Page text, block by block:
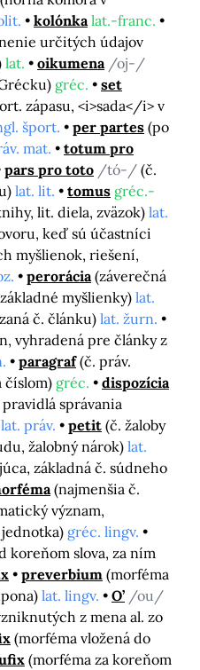
kolónka lat.-franc.
určitých údajov
lat. oikumena /oj-/
gréc.
set
zápasu, <i>sada</i> v
šport. per partes (po
mat.
totum pro
pars pro toto /tó-/ (č.
lat. lit. tomus gréc.-
lit. diela, zväzok)lat.
keď sú účastníci
myšlienok, riešení,
perorácia (záverečná
myšlienky) lat.
č. článku) lat. žurn.
vyhradená pre články z
paragraf (č. práv.
číslom) gréc.
dispozícia
správania
lat. práv. petit (č. žaloby
žalobný nárok) lat.
základná č. súdneho
(najmenšia č.
význam,
jednotka) gréc. lingv.
koreňom slova, za ním
preverbium (morféma
lat. lingv. O’ /ou/
z mena al. zo
(morféma vložená do
(morféma za koreňom